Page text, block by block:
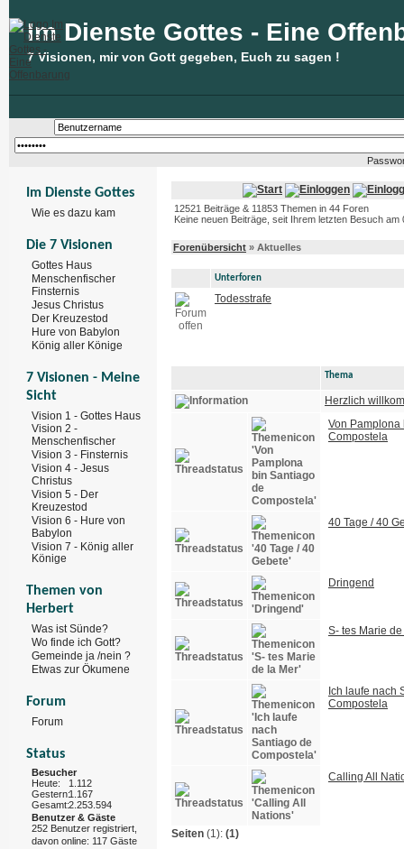
Im Dienste Gottes - Eine
7 Visionen, mir von Gott gegeben, Euch zu sagen !
Im Dienste Gottes
Wie es dazu kam
Die 7 Visionen
Gottes Haus
Menschenfischer
Finsternis
Jesus Christus
Der Kreuzestod
Hure von Babylon
König aller Könige
7 Visionen - Meine
Sicht
Vision 1 - Gottes Haus
Vision 2 -
Menschenfischer
Vision 3 - Finsternis
Vision 4 - Jesus
Christus
Vision 5 - Der
Kreuzestod
Vision 6 - Hure von
Babylon
Vision 7 - König aller
Könige
Themen von
Herbert
Was ist Sünde?
Wo finde ich Gott?
Gemeinde ja /nein ?
Etwas zur Ökumene
Forum
Forum
Status
Besucher
Heute:
1.112
Gestern:1.167
Gesamt:2.253.594
Benutzer & Gäste
252 Benutzer registriert,
davon online: 117 Gäste
12521 Beiträge & 11853 Themen in 44 Foren
Keine neuen Beiträge, seit Ihrem letzten Besuch am
Forenübersicht » Aktuelles
Unterforen
Todesstrafe
Thema
Herzlich
Von
Compostela
40 Tage / 40
Dringend
S- tes Marie
Ich laufe nach
Compostela
Calling All
Seiten (1): (1)